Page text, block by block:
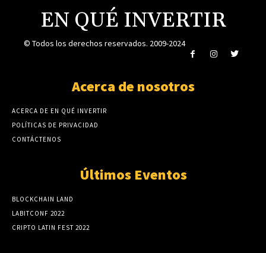
EN QUÉ INVERTIR
© Todos los derechos reservados. 2009-2024
Acerca de nosotros
ACERCA DE EN QUÉ INVERTIR
POLÍTICAS DE PRIVACIDAD
CONTÁCTENOS
Últimos Eventos
BLOCKCHAIN LAND
LABITCONF 2022
CRIPTO LATIN FEST 2022